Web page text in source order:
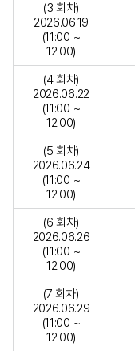
(3 회차)
2026.06.19
(11:00 ~
12:00)
(4 회차)
2026.06.22
(11:00 ~
12:00)
(5 회차)
2026.06.24
(11:00 ~
12:00)
(6 회차)
2026.06.26
(11:00 ~
12:00)
(7 회차)
2026.06.29
(11:00 ~
12:00)